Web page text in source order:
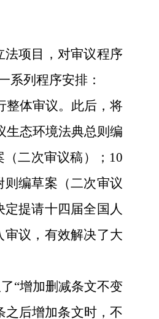
法项目，对审议程序
系列程序安排：
整体审议。此后，将
生态环境法典总则编
二次审议稿）； 10
编草案（二次审议
提请十四届全国人
议，有效解决了大
“增加删减条文不变
之后增加条文时，不